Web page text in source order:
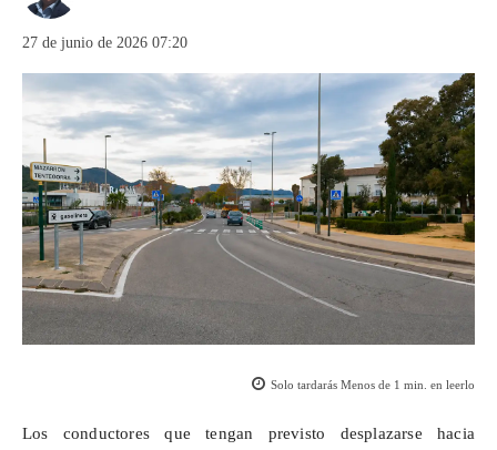
27 de junio de 2026 07:20
Solo tardarás Menos de 1 min. en leerlo
Los conductores que tengan previsto desplazarse hacia